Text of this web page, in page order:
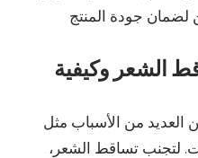
لضمان جودة المنتج
الشعر وكيفية
العديد من الأسباب مثل
لتجنب تساقط الشعر،